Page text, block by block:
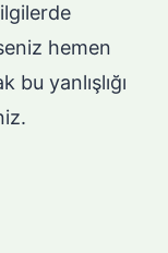
hemen
bu yanlışlığı